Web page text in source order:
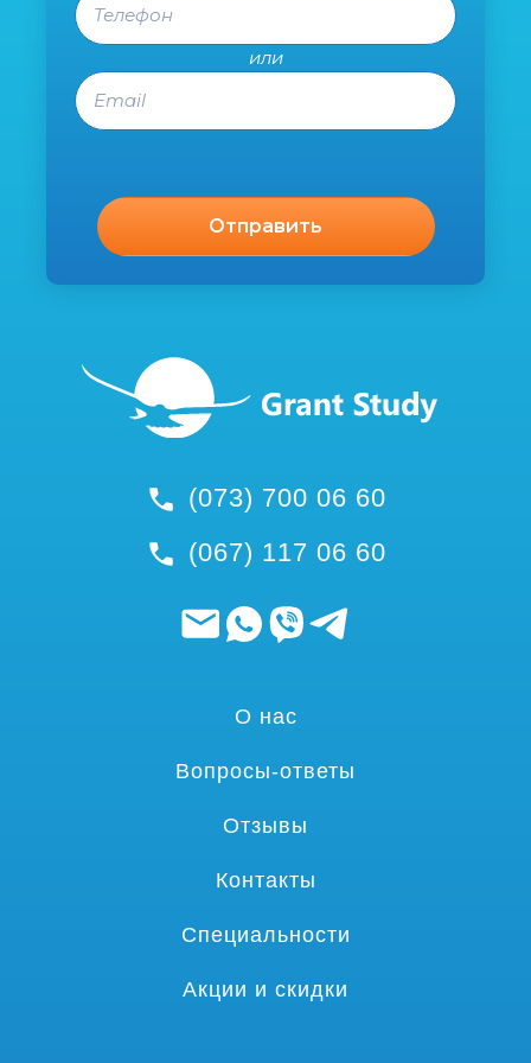
(073) 700 06 60
(067) 117 06 60
или
Email
О нас
Вопросы-ответы
Отзывы
Контакты
Специальности
Акции и скидки